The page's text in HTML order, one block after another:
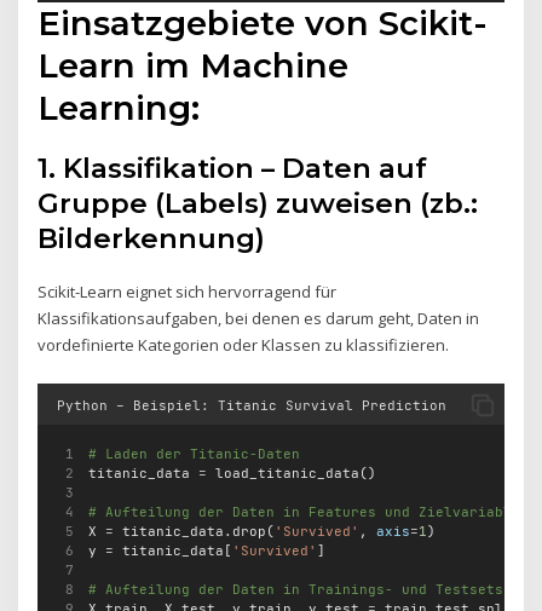
Einsatzgebiete von Scikit-
Learn im Machine
Learning:
1. Klassifikation – Daten auf
Gruppe (Labels) zuweisen (zb.:
Bilderkennung)
Scikit-Learn eignet sich hervorragend für
Klassifikationsaufgaben, bei denen es darum geht, Daten in
vordefinierte Kategorien oder Klassen zu klassifizieren.
Python – Beispiel: Titanic Survival Prediction
# Laden der Titanic-Daten
titanic_data = load_titanic_data()
# Aufteilung der Daten in Features und Zielvariable
X = titanic_data.drop( 'Survived' , axis=1 )
y = titanic_data[ 'Survived' ]
# Aufteilung der Daten in Trainings- und Testsets